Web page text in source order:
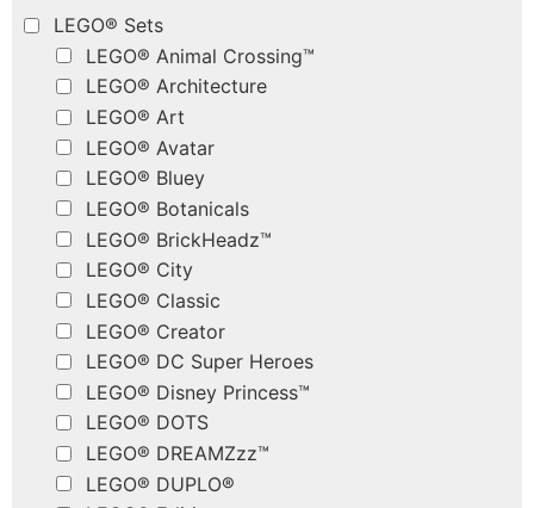
LEGO® Sets
LEGO® Animal Crossing™
LEGO® Architecture
LEGO® Art
LEGO® Avatar
LEGO® Bluey
LEGO® Botanicals
LEGO® BrickHeadz™
LEGO® City
LEGO® Classic
LEGO® Creator
LEGO® DC Super Heroes
LEGO® Disney Princess™
LEGO® DOTS
LEGO® DREAMZzz™
LEGO® DUPLO®